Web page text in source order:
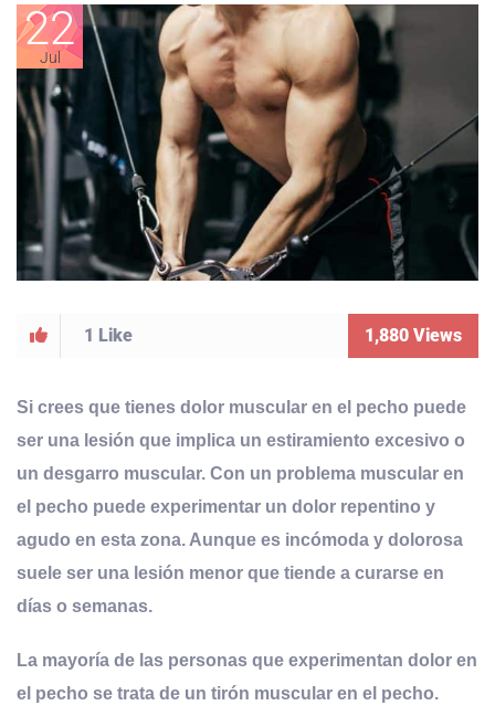
22
Jul
1 Like 1,880 Views
Si crees que tienes dolor muscular en el pecho puede
ser una lesión que implica un estiramiento excesivo o
un desgarro muscular. Con un problema muscular en
el pecho puede experimentar un dolor repentino y
agudo en esta zona. Aunque es incómoda y dolorosa
suele ser una lesión menor que tiende a curarse en
días o semanas.
La mayoría de las personas que experimentan dolor en
el pecho se trata de un tirón muscular en el pecho.